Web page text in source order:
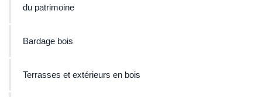
du patrimoine
Bardage bois
Terrasses et extérieurs en bois